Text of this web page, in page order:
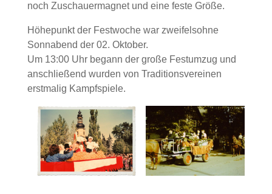
noch Zuschauermagnet und eine feste Größe.
Höhepunkt der Festwoche war zweifelsohne
Sonnabend der 02. Oktober.
Um 13:00 Uhr begann der große Festumzug und
anschließend wurden von Traditionsvereinen
erstmalig Kampfspiele.